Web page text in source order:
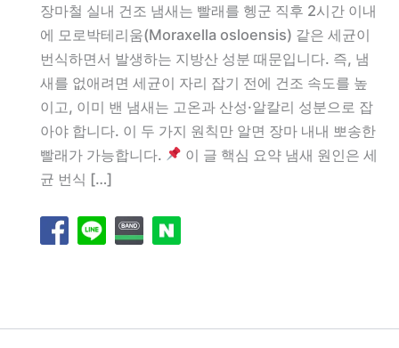
장마철 실내 건조 냄새는 빨래를 헹군 직후 2시간 이내
에 모로박테리움(Moraxella osloensis) 같은 세균이
번식하면서 발생하는 지방산 성분 때문입니다. 즉, 냄
새를 없애려면 세균이 자리 잡기 전에 건조 속도를 높
이고, 이미 밴 냄새는 고온과 산성·알칼리 성분으로 잡
아야 합니다. 이 두 가지 원칙만 알면 장마 내내 뽀송한
빨래가 가능합니다.
이 글 핵심 요약 냄새 원인은 세
균 번식 […]